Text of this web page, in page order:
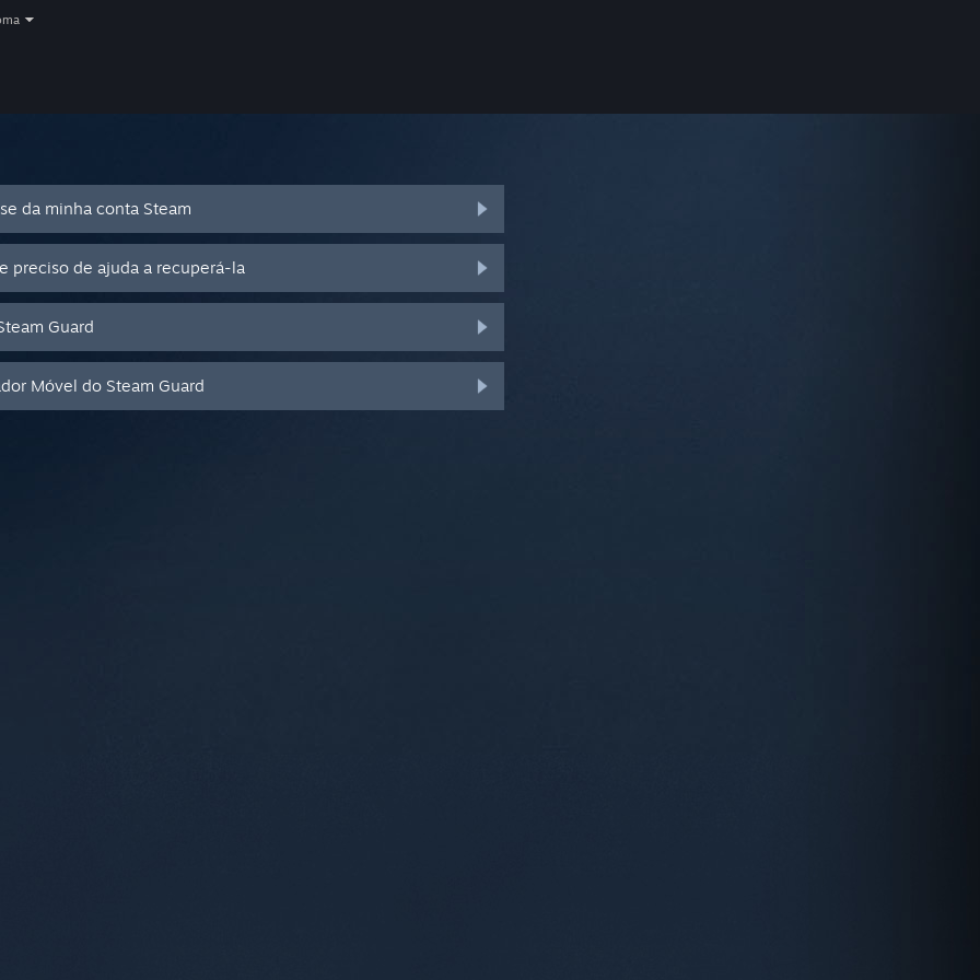
da minha conta Steam
preciso de ajuda a recuperá-la
Guard
Móvel do Steam Guard